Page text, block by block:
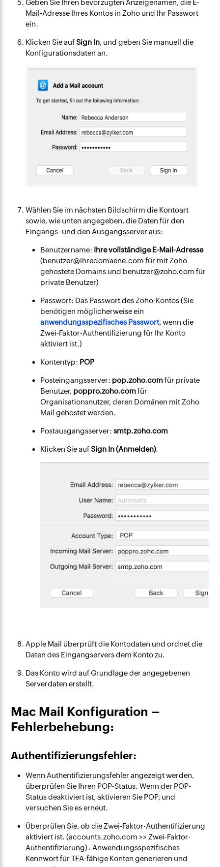
Geben Sie Ihren bevorzugten Anzeigenamen, die E-
Mail-Adresse Ihres Kontos in Zoho und Ihr Passwort
ein.
Klicken Sie aufSign In, und geben Sie manuell die
Konfigurationsdaten an.
Wählen Sie im nächsten Bildschirm die Kontoart
sowie, wie unten angegeben, die Daten für den
Eingangs- und den Ausgangsserver aus:
Benutzername: Ihre vollständige E-Mail-Adresse
(benutzer@ihredomaene.com für mit Zoho
gehostete Domains und benutzer@zoho.com für
private Benutzer)
Passwort: Das Passwort des Zoho-Kontos (Sie
benötigen möglicherweise ein
anwendungsspezifisches Passwort, wenn die
Zwei-Faktor-Authentifizierung für Ihr Konto
aktiviert ist.)
Kontentyp: POP
Posteingangsserver: pop.zoho.comfür private
Benutzer, poppro.zoho.comfür
Organisationsnutzer, deren Domänen mit Zoho
Mail gehostet werden.
Postausgangsserver:smtp.zoho.com
Klicken Sie aufSign In (Anmelden).
Apple Mail überprüft die Kontodaten und ordnet die
Daten des Eingangservers dem Konto zu.
Das Konto wird auf Grundlage der angegebenen
Serverdaten erstellt.
Mac Mail Konfiguration –
Fehlerbehebung:
Authentifizierungsfehler:
Wenn Authentifizierungsfehler angezeigt werden,
überprüfen Sie Ihren POP-Status. Wenn der POP-
Status deaktiviert ist, aktivieren Sie POP, und
versuchen Sie es erneut.
Überprüfen Sie, ob die Zwei-Faktor-Authentifizierung
aktiviert ist. (accounts.zoho.com >> Zwei-Faktor-
Authentifizierung) . Anwendungsspezifisches
Kennwort für TFA-fähige Konten generieren und